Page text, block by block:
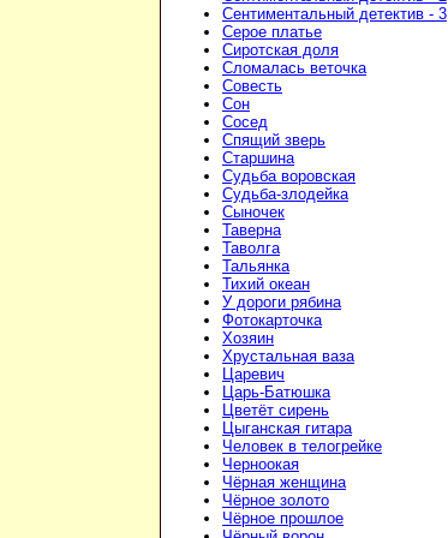
Сентиментальный детектив - 3
Серое платье
Сиротская доля
Сломалась веточка
Совесть
Сон
Сосед
Спящий зверь
Старшина
Судьба воровская
Судьба-злодейка
Сыночек
Таверна
Таволга
Тальянка
Тихий океан
У дороги рябина
Фотокарточка
Хозяин
Хрустальная ваза
Царевич
Царь-Батюшка
Цветёт сирень
Цыганская гитара
Человек в телогрейке
Черноокая
Чёрная женщина
Чёрное золото
Чёрное прошлое